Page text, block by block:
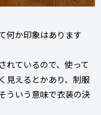
何か印象はあります
れているので、使って
見えるとかあり、制服
ういう意味で衣装の決